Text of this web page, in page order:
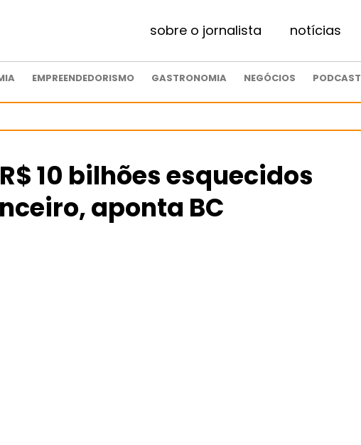
sobre o jornalista notícias
EMPREENDEDORISMO GASTRONOMIA NEGÓCIOS PODCAST
10 bilhões esquecidos
aponta BC